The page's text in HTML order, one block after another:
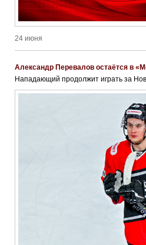
24 июня
Александр Перевалов остаётся в
Нападающий продолжит играть за